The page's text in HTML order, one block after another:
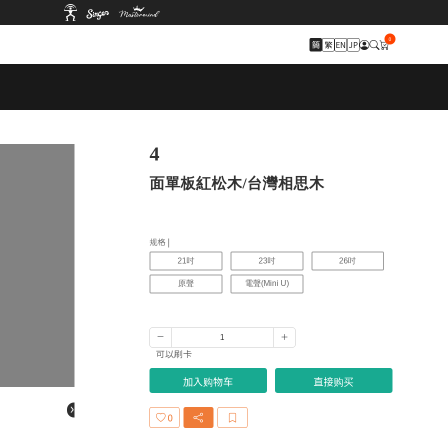
簡 繁 EN JP 0
›
4
面單板紅松木/台灣相思木
规格 |
21吋 23吋 26吋
原聲 電聲(Mini U)
可以刷卡
加入购物车 直接购买
0